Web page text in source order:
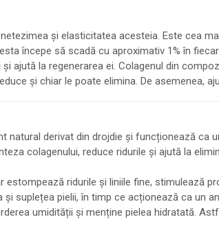
și elasticitatea acesteia. Este cea
începe să scadă cu aproximativ 1% în
ajută la regenerarea ei. Colagenul din
și chiar le poate elimina. De asemenea,
derivat din drojdie și funcționează ca
colagenului, reduce ridurile și ajută la
estompează ridurile și liniile fine, stimulează
suplețea pielii, în timp ce acționează ca un
umidității și menține pielea hidratată.